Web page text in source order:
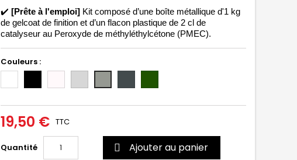
✔️ [Prête à l'emploi] Kit composé d’une boîte métallique d'1 kg
de gelcoat de finition et d’un flacon plastique de 2 cl de
catalyseur au Peroxyde de méthyléthylcétone (PMEC).
Couleurs :
Incolore/Transparent
clair
7035)
moyen
7004)
foncé
7011)
6020
19,50 € TTC
Quantité  Ajouter au panier